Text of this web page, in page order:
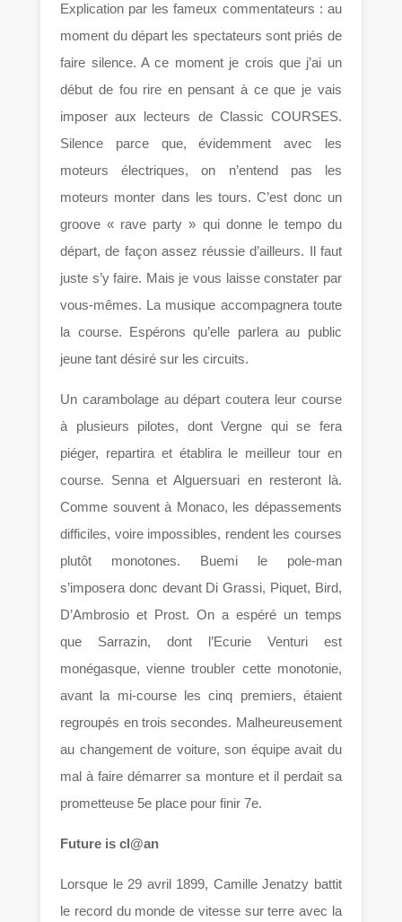
Explication par les fameux commentateurs : au
moment du départ les spectateurs sont priés de
faire silence. A ce moment je crois que j’ai un
début de fou rire en pensant à ce que je vais
imposer aux lecteurs de Classic COURSES.
Silence parce que, évidemment avec les
moteurs électriques, on n’entend pas les
moteurs monter dans les tours. C’est donc un
groove « rave party » qui donne le tempo du
départ, de façon assez réussie d’ailleurs. Il faut
juste s’y faire. Mais je vous laisse constater par
vous-mêmes. La musique accompagnera toute
la course. Espérons qu’elle parlera au public
jeune tant désiré sur les circuits.
Un carambolage au départ coutera leur course
à plusieurs pilotes, dont Vergne qui se fera
piéger, repartira et établira le meilleur tour en
course. Senna et Alguersuari en resteront là.
Comme souvent à Monaco, les dépassements
difficiles, voire impossibles, rendent les courses
plutôt monotones. Buemi le pole-man
s’imposera donc devant Di Grassi, Piquet, Bird,
D’Ambrosio et Prost. On a espéré un temps
que Sarrazin, dont l’Ecurie Venturi est
monégasque, vienne troubler cette monotonie,
avant la mi-course les cinq premiers, étaient
regroupés en trois secondes. Malheureusement
au changement de voiture, son équipe avait du
mal à faire démarrer sa monture et il perdait sa
prometteuse 5e place pour finir 7e.
Future is cl@an
Lorsque le 29 avril 1899, Camille Jenatzy battit
le record du monde de vitesse sur terre avec la